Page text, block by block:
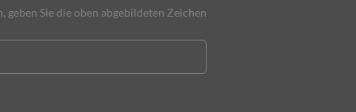
geben Sie die oben abgebildeten Zeichen